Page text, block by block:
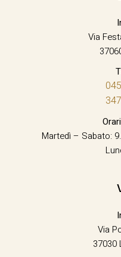
Via
Martedì – Sabato:
Via
37030